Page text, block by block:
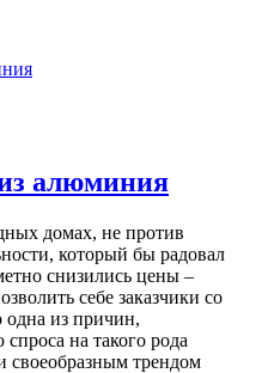
алюминия
домах, не против
который бы радовал
снизились цены –
себе заказчики со
одна из причин,
на такого рода
своеобразным трендом